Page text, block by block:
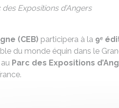
Expositions d’Angers
(CEB) participera à la 9ᵉ
du monde équin dans le
au Parc des Expositions